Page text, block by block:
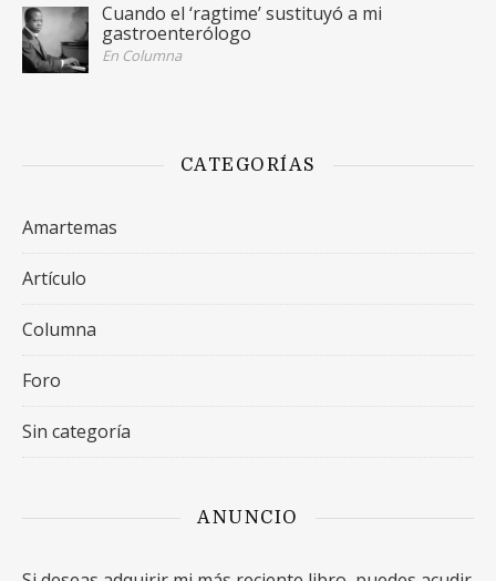
Cuando el ‘ragtime’ sustituyó a mi
gastroenterólogo
En Columna
CATEGORÍAS
Amartemas
Artículo
Columna
Foro
Sin categoría
ANUNCIO